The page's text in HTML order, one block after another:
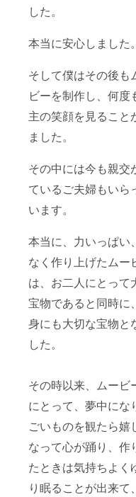
した。
本当に安心しました。
そして僕はその後も
ビーを制作し、何度
主の笑顔を見ること
ました。
その中には今も親交
ているご夫婦もいら
います。
本当に、力いっぱい
なく作り上げたムー
は、お二人にとって
宝物であると同時に
身にも大切な宝物と
した。
その時以来、ムービ
にとって、夢中にな
ごいものを観たら嬉
なって心が踊り、作
たときは気持ちよく
り眠ることが出来て